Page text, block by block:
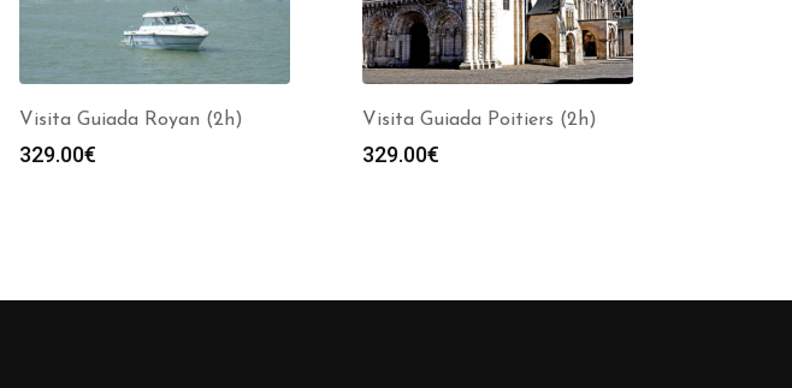
Visita Guiada Royan (2h)
329.00€
Visita Guiada Poitiers (2h)
329.00€